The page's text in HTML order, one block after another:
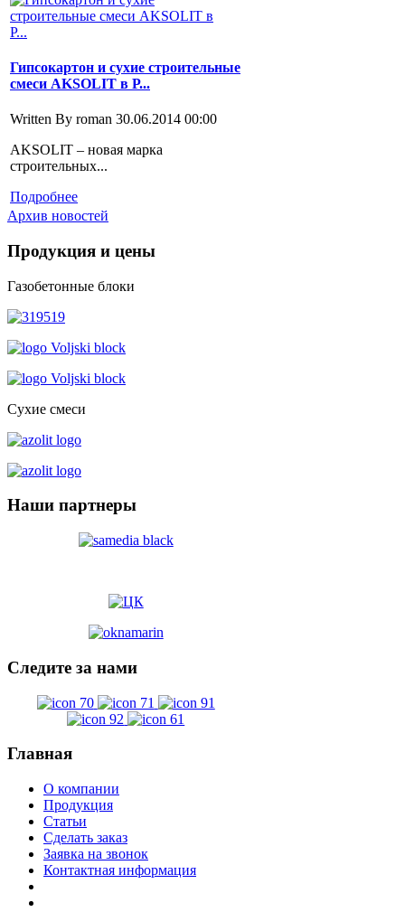
Гипсокартон и сухие строительные
смеси AKSOLIT в Р...
Written By roman 30.06.2014 00:00
AKSOLIT – новая марка
строительных...
Подробнее
Архив новостей
Продукция и цены
Газобетонные блоки
Сухие смеси
Наши партнеры
Следите за нами
Главная
О компании
Продукция
Статьи
Сделать заказ
Заявка на звонок
Контактная информация